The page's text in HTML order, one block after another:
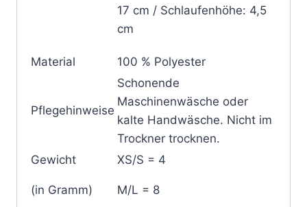
17 cm / Schlaufenhöhe: 4,5
cm
Material 100 % Polyester
Pflegehinweise
Schonende
Maschinenwäsche oder
kalte Handwäsche. Nicht im
Trockner trocknen.
Gewicht
(in Gramm)
XS/S = 4
M/L = 8